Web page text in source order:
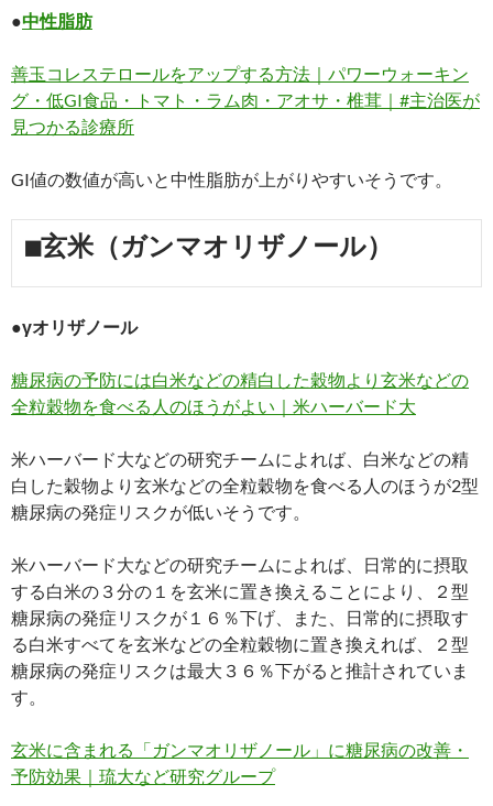
●中性脂肪
善玉コレステロールをアップする方法｜パワーウォーキン
グ・低GI食品・トマト・ラム肉・アオサ・椎茸｜#主治医が
見つかる診療所
GI値の数値が高いと中性脂肪が上がりやすいそうです。
■玄米（ガンマオリザノール）
●γオリザノール
糖尿病の予防には白米などの精白した穀物より玄米などの
全粒穀物を食べる人のほうがよい｜米ハーバード大
米ハーバード大などの研究チームによれば、白米などの精
白した穀物より玄米などの全粒穀物を食べる人のほうが2型
糖尿病の発症リスクが低いそうです。
米ハーバード大などの研究チームによれば、日常的に摂取
する白米の３分の１を玄米に置き換えることにより、２型
糖尿病の発症リスクが１６％下げ、また、日常的に摂取す
る白米すべてを玄米などの全粒穀物に置き換えれば、２型
糖尿病の発症リスクは最大３６％下がると推計されていま
す。
玄米に含まれる「ガンマオリザノール」に糖尿病の改善・
予防効果｜琉大など研究グループ